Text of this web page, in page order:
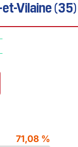
Vilaine (35)
71,08 %